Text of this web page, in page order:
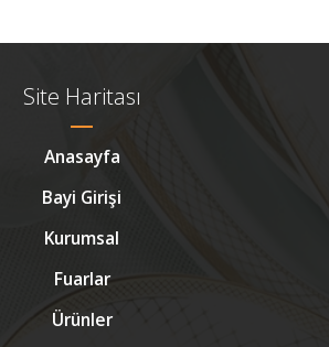
Site Haritası
Anasayfa
Bayi Girişi
Kurumsal
Fuarlar
Ürünler